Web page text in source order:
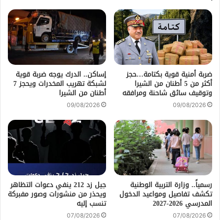
ضربة أمنية قوية بكتامة…حجز
أكثر من 5 أطنان من الشيرا
وتوقيف سائق شاحنة ومرافقه
09/08/2026
إساكن.. الدرك يوجه ضربة قوية
لشبكة تهريب المخدرات ويحجز 7
أطنان من الشيرا
09/08/2026
رسمياً.. وزارة التربية الوطنية
تكشف تفاصيل ومواعيد الدخول
المدرسي 2026-2027
07/08/2026
جيل زد 212 ينفي دعوات التظاهر
ويحذر من منشورات وصور مفبركة
تنسب إليه
07/08/2026